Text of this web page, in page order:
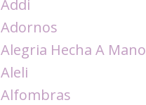
Addi
Adornos
Alegria Hecha A Mano
Aleli
Alfombras